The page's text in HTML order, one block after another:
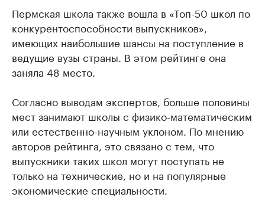
Пермская школа также вошла в «Топ-50 школ по
конкурентоспособности выпускников»,
имеющих наибольшие шансы на поступление в
ведущие вузы страны. В этом рейтинге она
заняла 48 место.
Согласно выводам экспертов, больше половины
мест занимают школы с физико-математическим
или естественно-научным уклоном. По мнению
авторов рейтинга, это связано с тем, что
выпускники таких школ могут поступать не
только на технические, но и на популярные
экономические специальности.